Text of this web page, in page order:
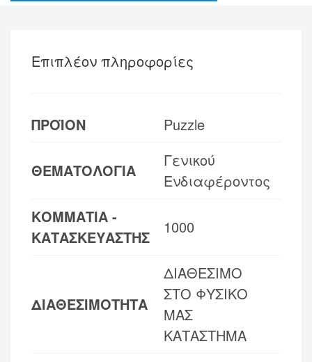
Επιπλέον πληροφορίες
ΠΡΟΪΟΝ Puzzle
ΘΕΜΑΤΟΛΟΓΙΑ
Γενικού
Ενδιαφέροντος
ΚΟΜΜΑΤΙΑ -
ΚΑΤΑΣΚΕΥΑΣΤΗΣ
1000
ΔΙΑΘΕΣΙΜΟΤΗΤΑ
ΔΙΑΘΕΣΙΜΟ
ΣΤΟ ΦΥΣΙΚΟ
ΜΑΣ
ΚΑΤΑΣΤΗΜΑ